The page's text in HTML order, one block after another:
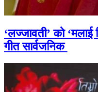
‘लज्जावती’ को ‘मलाई
गीत सार्वजनिक